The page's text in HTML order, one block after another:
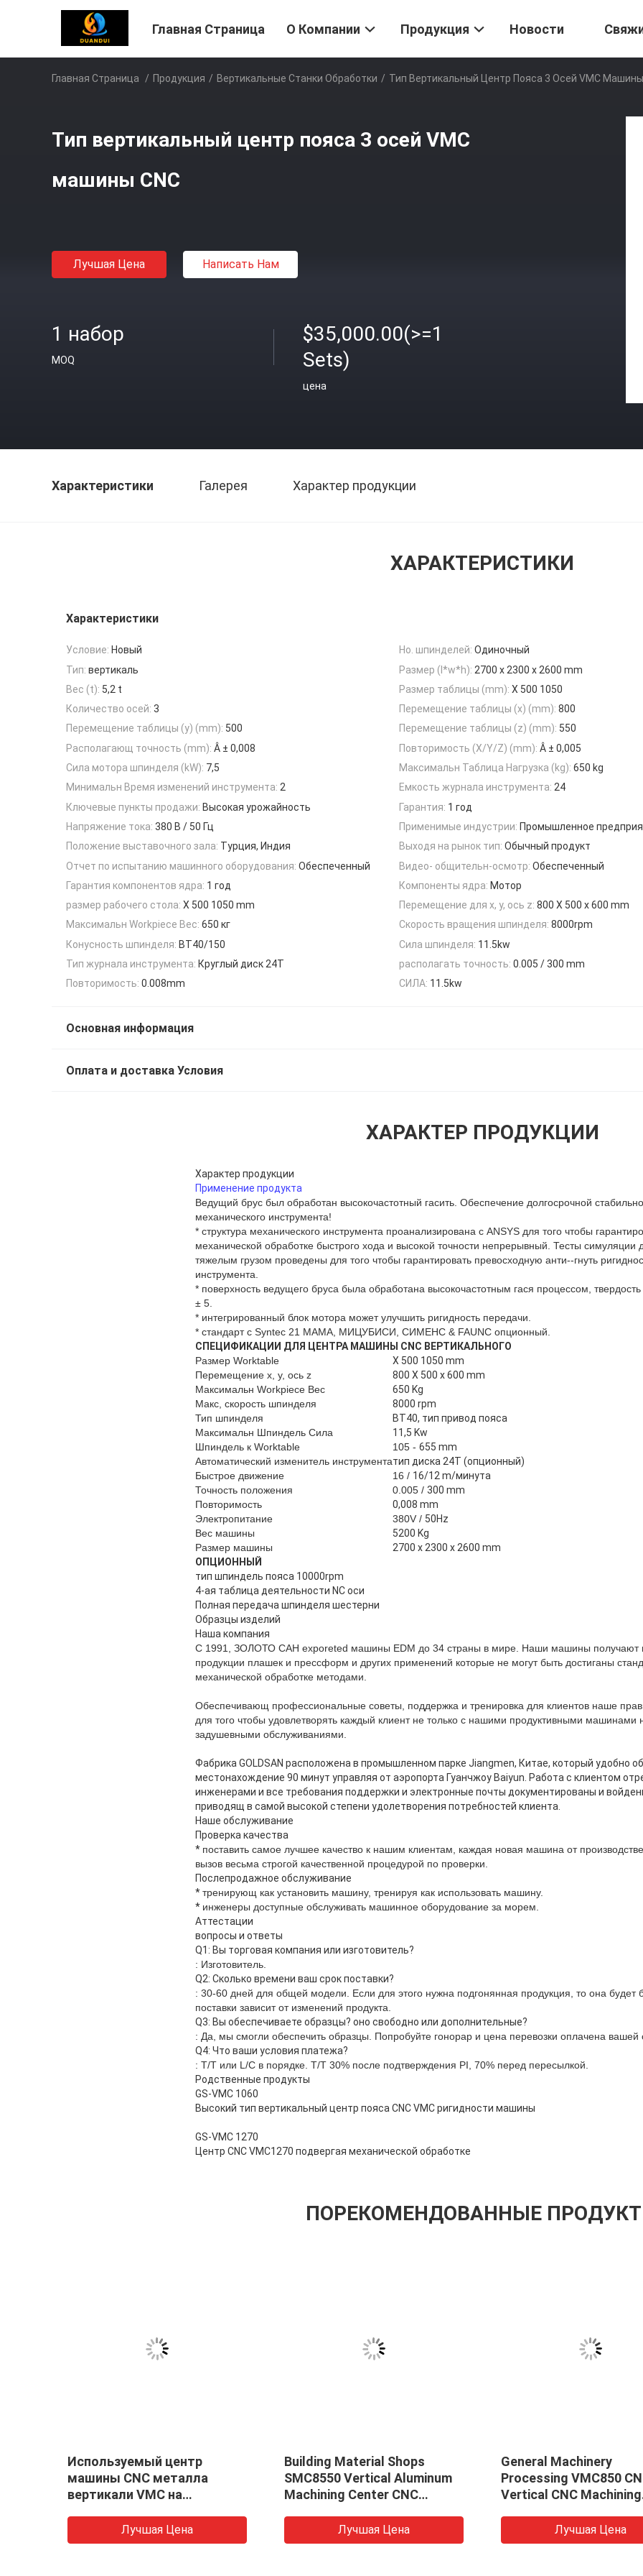
Главная Страница О Компании Продукция Новости
Главная Страница / Продукция / Вертикальные Станки Обработки / Тип Вертикальный Центр Пояса 3 Осей VMC Машины
Тип вертикальный центр пояса 3 осей VMC
машины CNC
Лучшая Цена Написать Нам
1 набор
MOQ
$35,000.00(>=1
Sets)
цена
Характеристики Галерея Характер продукции
ХАРАКТЕРИСТИКИ
Характеристики
Условие: Новый Но. шпинделей: Одиночный
Тип: вертикаль Размер (l*w*h): 2700 x 2300 x 2600 mm
Вес (t): 5,2 t Размер таблицы (mm): X 500 1050
Количество осей: 3 Перемещение таблицы (x) (mm): 800
Перемещение таблицы (y) (mm): 500 Перемещение таблицы (z) (mm): 550
Располагающ точность (mm): Â ± 0,008 Повторимость (X/Y/Z) (mm): Â ± 0,005
Сила мотора шпинделя (kW): 7,5 Максимальн Таблица Нагрузка (kg): 650 kg
Минимальн Время изменений инструмента: 2 Емкость журнала инструмента: 24
Ключевые пункты продажи: Высокая урожайность Гарантия: 1 год
Напряжение тока: 380 В / 50 Гц Применимые индустрии: Промышленное
Положение выставочного зала: Турция, Индия Выходя на рынок тип: Обычный продукт
Отчет по испытанию машинного оборудования: Обеспеченный Видео- общительн-осмотр: Обеспеченный
Гарантия компонентов ядра: 1 год Компоненты ядра: Мотор
размер рабочего стола: X 500 1050 mm Перемещение для x, y, ось z: 800 X 500 x 600 mm
Максимальн Workpiece Вес: 650 кг Скорость вращения шпинделя: 8000rpm
Конусность шпинделя: BT40/150 Сила шпинделя: 11.5kw
Тип журнала инструмента: Круглый диск 24T располагать точность: 0.005 / 300 mm
Повторимость: 0.008mm СИЛА: 11.5kw
Основная информация
Оплата и доставка Условия
ХАРАКТЕР ПРОДУКЦИИ
Характер продукции
Применение продукта
Ведущий брус был обработан высокочастотный гасить. Обеспечение долгосрочной
механического инструмента!
* структура механического инструмента проанализирована с ANSYS для того чтобы
механической обработке быстрого хода и высокой точности непрерывный. Тесты
тяжелым грузом проведены для того чтобы гарантировать превосходную анти--гнуть
инструмента.
* поверхность ведущего бруса была обработана высокочастотным гася процессом,
± 5.
* интегрированный блок мотора может улучшить ригидность передачи.
* стандарт с Syntec 21 МАМА, МИЦУБИСИ, СИМЕНС & FAUNC опционный.
СПЕЦИФИКАЦИИ ДЛЯ ЦЕНТРА МАШИНЫ CNC ВЕРТИКАЛЬНОГО
Размер Worktable
X 500 1050 mm
Перемещение x, y, ось z
800 X 500 x 600 mm
Максимальн Workpiece Вес
650 Kg
Макс, скорость шпинделя
8000 rpm
Тип шпинделя
BT40, тип привод пояса
Максимальн Шпиндель Сила
11,5 Kw
Шпиндель к Worktable
105 - 655 mm
Автоматический изменитель инструментатип диска 24T (опционный)
Быстрое движение
16 / 16/12 m/минута
Точность положения
0.005 / 300 mm
Повторимость
0,008 mm
Электропитание
380V / 50Hz
Вес машины
5200 Kg
Размер машины
2700 x 2300 x 2600 mm
ОПЦИОННЫЙ
тип шпиндель пояса 10000rpm
4-ая таблица деятельности NC оси
Полная передача шпинделя шестерни
Образцы изделий
Наша компания
С 1991, ЗОЛОТО САН exporeted машины EDM до 34 страны в мире. Наши машины получают
продукции плашек и прессформ и других применений которые не могут быть достиганы
механической обработке методами.
Обеспечивающ профессиональные советы, поддержка и тренировка для клиентов наше
для того чтобы удовлетворять каждый клиент не только с нашими продуктивными машинами
задушевными обслуживаниями.
Фабрика GOLDSAN расположена в промышленном парке Jiangmen, Китае, который удобно
местонахождение 90 минут управляя от аэропорта Гуанчжоу Baiyun. Работа с клиентом
инженерами и все требования поддержки и электронные почты документированы и
приводящ в самой высокой степени удолетворения потребностей клиента.
Наше обслуживание
Проверка качества
* поставить самое лучшее качество к нашим клиентам, каждая новая машина от
вызов весьма строгой качественной процедурой по проверки.
Послепродажное обслуживание
*тренирующ как установить машину, тренируя как использовать машину.
* инженеры доступные обслуживать машинное оборудование за морем.
Аттестации
вопросы и ответы
Q1: Вы торговая компания или изготовитель?
: Изготовитель.
Q2: Сколько времени ваш срок поставки?
: 30-60 дней для общей модели. Если для этого нужна подгонянная продукция, то она будет
поставки зависит от изменений продукта.
Q3: Вы обеспечиваете образцы? оно свободно или дополнительные?
: Да, мы смогли обеспечить образцы. Попробуйте гонорар и цена перевозки оплачена вашей
Q4: Что ваши условия платежа?
: T/T или L/C в порядке. T/T 30% после подтверждения PI, 70% перед пересылкой.
Родственные продукты
GS-VMC 1060
Высокий тип вертикальный центр пояса CNC VMC ригидности машины
GS-VMC 1270
Центр CNC VMC1270 подвергая механической обработке
ПОРЕКОМЕНДОВАННЫЕ
Используемый центр
машины CNC металла
вертикали VMC на
Лучшая Цена
Building Material Shops
SMC8550 Vertical Aluminum
Machining Center CNC
Лучшая Цена
General Machinery
Processing VMC850
Vertical CNC Machining
Лучшая Цена